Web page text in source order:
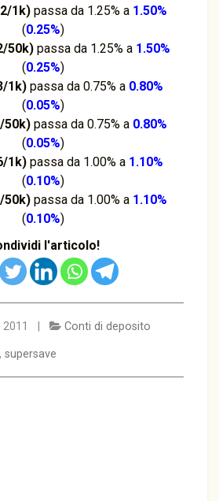
1k)passa da 1.25% a 1.50%
(0.25%)
50k) passa da 1.25% a 1.50%
(0.25%)
1k) passa da 0.75% a 0.80%
(0.05%)
50k)passa da 0.75% a 0.80%
(0.05%)
1k) passa da 1.00% a 1.10%
(0.10%)
50k)passa da 1.00% a 1.10%
(0.10%)
l'articolo!
2011 | Conti di deposito
, supersave